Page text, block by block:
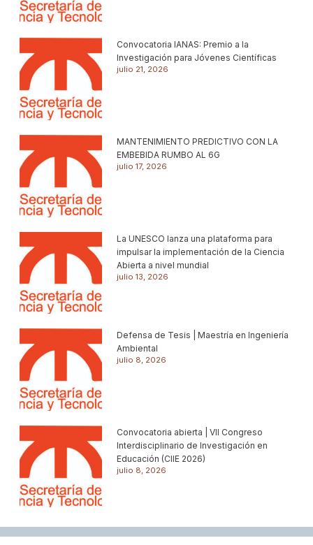
Convocatoria IANAS: Premio a la
Investigación para Jóvenes Científicas
julio 21, 2026
MANTENIMIENTO PREDICTIVO CON LA
EMBEBIDA RUMBO AL 6G
julio 17, 2026
La UNESCO lanza una plataforma para
impulsar la implementación de la Ciencia
Abierta a nivel mundial
julio 13, 2026
Defensa de Tesis | Maestría en Ingeniería
Ambiental
julio 8, 2026
Convocatoria abierta | VII Congreso
Interdisciplinario de Investigación en
Educación (CIIE 2026)
julio 8, 2026